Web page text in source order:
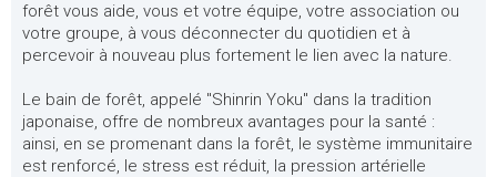
forêt vous aide, vous et votre équipe, votre association ou
votre groupe, à vous déconnecter du quotidien et à
percevoir à nouveau plus fortement le lien avec la nature.
Le bain de forêt, appelé "Shinrin Yoku" dans la tradition
japonaise, offre de nombreux avantages pour la santé :
ainsi, en se promenant dans la forêt, le système immunitaire
est renforcé, le stress est réduit, la pression artérielle